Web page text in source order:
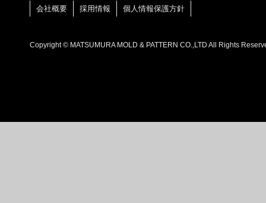
会社概要 採用情報 個人情報保護方針
Copyright © MATSUMURA MOLD & PATTERN CO.,LTD All Rights